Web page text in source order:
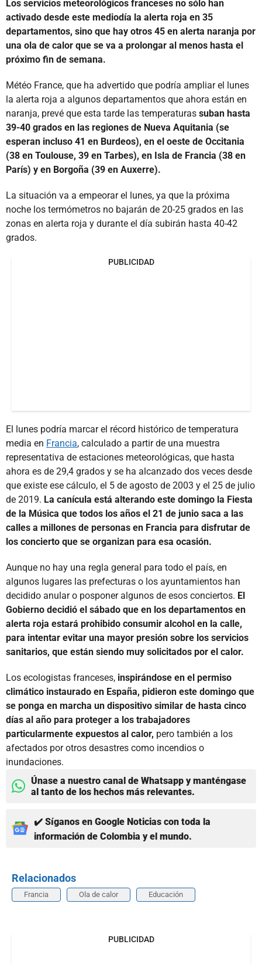
Los servicios meteorológicos franceses no sólo han
activado desde este mediodía la alerta roja en 35
departamentos, sino que hay otros 45 en alerta naranja por
una ola de calor que se va a prolongar al menos hasta el
próximo fin de semana.
Météo France, que ha advertido que podría ampliar el lunes
la alerta roja a algunos departamentos que ahora están en
naranja, prevé que esta tarde las temperaturas suban hasta
39-40 grados en las regiones de Nueva Aquitania (se
esperan incluso 41 en Burdeos), en el oeste de Occitania
(38 en Toulouse, 39 en Tarbes), en Isla de Francia (38 en
París) y en Borgoña (39 en Auxerre).
La situación va a empeorar el lunes, ya que la próxima
noche los termómetros no bajarán de 20-25 grados en las
zonas en alerta roja y durante el día subirán hasta 40-42
grados.
PUBLICIDAD
El lunes podría marcar el récord histórico de temperatura
media en Francia, calculado a partir de una muestra
representativa de estaciones meteorológicas, que hasta
ahora es de 29,4 grados y se ha alcanzado dos veces desde
que existe ese cálculo, el 5 de agosto de 2003 y el 25 de julio
de 2019. La canícula está alterando este domingo la Fiesta
de la Música que todos los años el 21 de junio saca a las
calles a millones de personas en Francia para disfrutar de
los concierto que se organizan para esa ocasión.
Aunque no hay una regla general para todo el país, en
algunos lugares las prefecturas o los ayuntamientos han
decidido anular o posponer algunos de esos conciertos. El
Gobierno decidió el sábado que en los departamentos en
alerta roja estará prohibido consumir alcohol en la calle,
para intentar evitar una mayor presión sobre los servicios
sanitarios, que están siendo muy solicitados por el calor.
Los ecologistas franceses, inspirándose en el permiso
climático instaurado en España, pidieron este domingo que
se ponga en marcha un dispositivo similar de hasta cinco
días al año para proteger a los trabajadores
particularmente expuestos al calor, pero también a los
afectados por otros desastres como incendios o
inundaciones.
Únase a nuestro canal de Whatsapp y manténgase
al tanto de los hechos más relevantes.
✔️ Síganos en Google Noticias con toda la
información de Colombia y el mundo.
Relacionados
Francia Ola de calor Educación
PUBLICIDAD